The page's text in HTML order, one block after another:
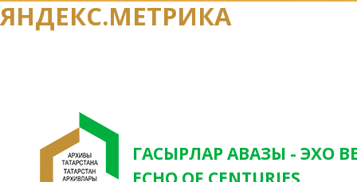
ЯНДЕКС.МЕТРИКА
ГАСЫРЛАР АВАЗЫ - ЭХО